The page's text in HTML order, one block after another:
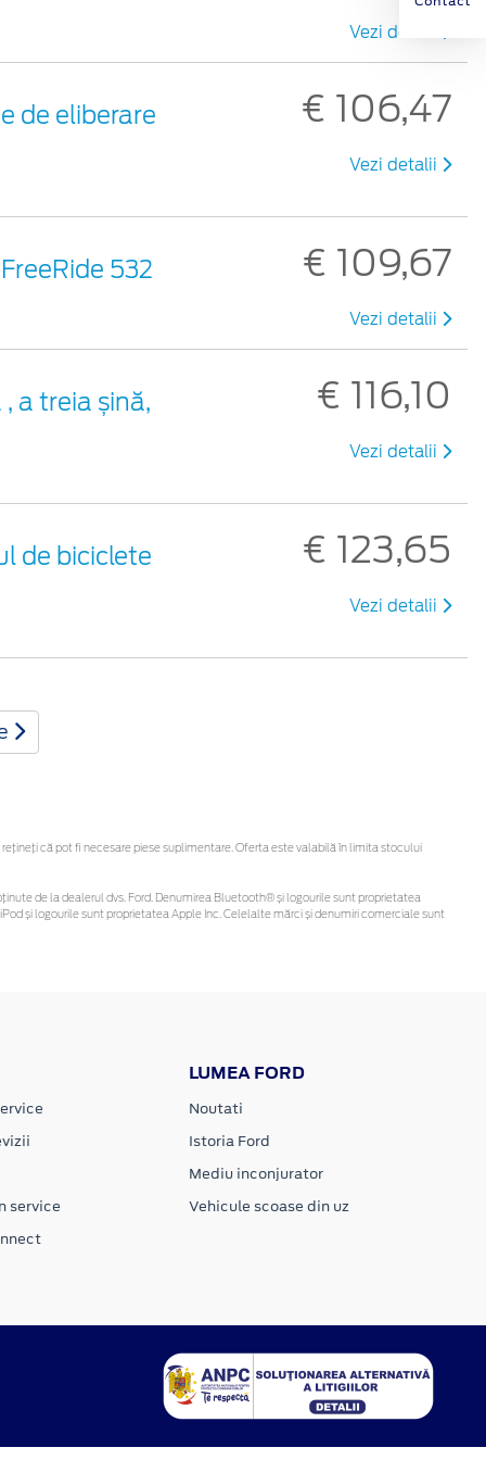
Vezi detalii
de eliberare
€ 106,47
Vezi detalii
532 € 109,67
Vezi detalii
a treia șină,
€ 116,10
Vezi detalii
de biciclete
€ 123,65
Vezi detalii
că pot fi necesare piese suplimentare. Oferta este valabilă în limita stocului
de la dealerul dvs. Ford. Denumirea Bluetooth® și logourile sunt proprietatea
și logourile sunt proprietatea Apple Inc. Celelalte mărci și denumiri comerciale sunt
service
LUMEA FORD
Noutati
Istoria Ford
Mediu inconjurator
Vehicule scoase din uz